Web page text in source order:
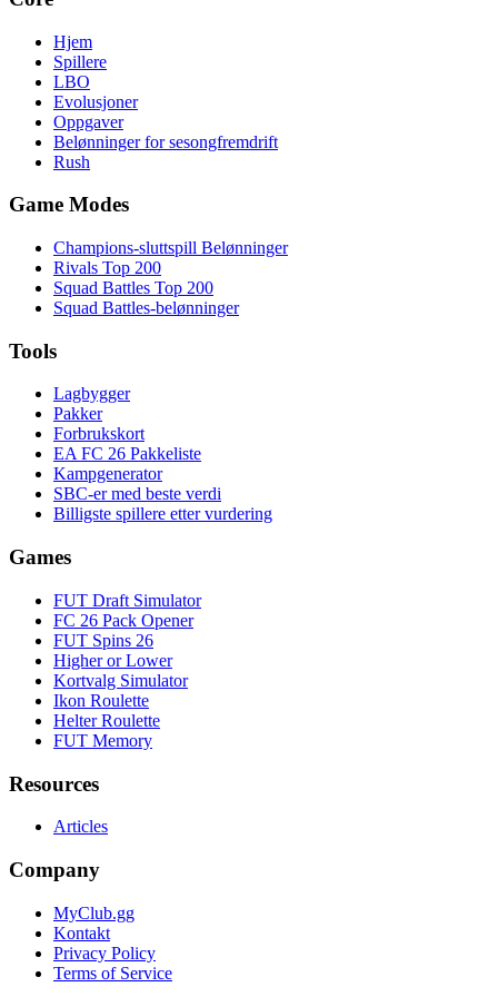
Hjem
Spillere
LBO
Evolusjoner
Oppgaver
Belønninger for sesongfremdrift
Rush
Game Modes
Champions-sluttspill Belønninger
Rivals Top 200
Squad Battles Top 200
Squad Battles-belønninger
Tools
Lagbygger
Pakker
Forbrukskort
EA FC 26 Pakkeliste
Kampgenerator
SBC-er med beste verdi
Billigste spillere etter vurdering
Games
FUT Draft Simulator
FC 26 Pack Opener
FUT Spins 26
Higher or Lower
Kortvalg Simulator
Ikon Roulette
Helter Roulette
FUT Memory
Resources
Articles
Company
MyClub.gg
Kontakt
Privacy Policy
Terms of Service